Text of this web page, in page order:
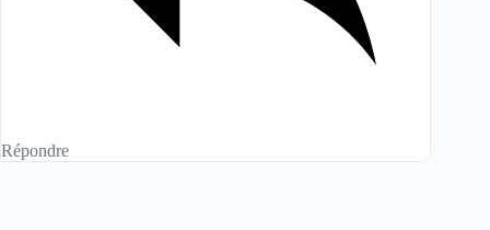
Répondre